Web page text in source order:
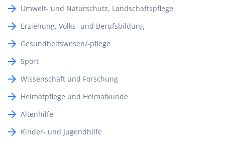
Umwelt- und Naturschutz, Landschaftspflege
Erziehung, Volks- und Berufsbildung
Gesundheitswesen/-pflege
Sport
Wissenschaft und Forschung
Heimatpflege und Heimatkunde
Altenhilfe
Kinder- und Jugendhilfe